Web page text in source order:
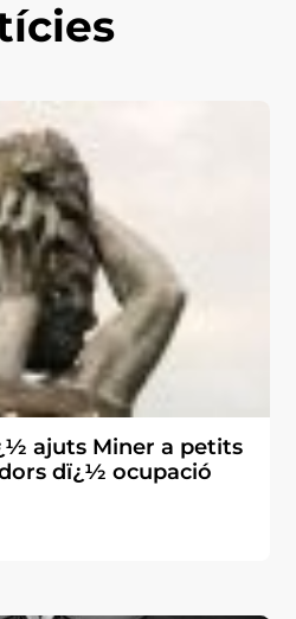
ajuts Miner a petits
dï¿½ ocupació